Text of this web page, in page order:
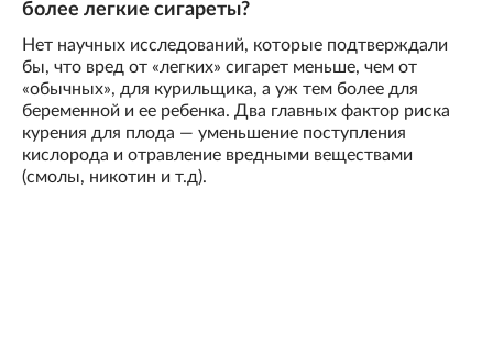
более легкие сигареты?
Нет научных исследований, которые подтверждали
бы, что вред от «легких» сигарет меньше, чем от
«обычных», для курильщика, а уж тем более для
беременной и ее ребенка. Два главных фактор риска
курения для плода — уменьшение поступления
кислорода и отравление вредными веществами
(смолы, никотин и т.д).